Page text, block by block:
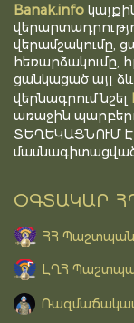
Banak.info
վերամշակումը,
հեռարձակումը,
ցանկացած այլ
վերնագրում նշել
առաջին
ՏԵՂԵԿԱՑՆՈՒՄ Է
մասնագիտացված
ՕԳՏԱԿԱՐ
ՀՀ
ԼՂՀ